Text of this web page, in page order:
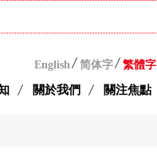
English 简体字 繁體字
關於我們 關注焦點